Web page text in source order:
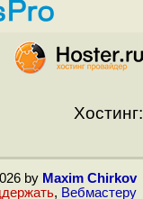
Хостинг:
by Maxim Chirkov
, Вебмастеру